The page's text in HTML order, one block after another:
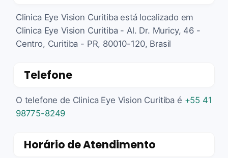
Clinica Eye Vision Curitiba está localizado em
Clinica Eye Vision Curitiba - Al. Dr. Muricy, 46 -
Centro, Curitiba - PR, 80010-120, Brasil
Telefone
O telefone de Clinica Eye Vision Curitiba é +55 41
98775-8249
Horário de Atendimento